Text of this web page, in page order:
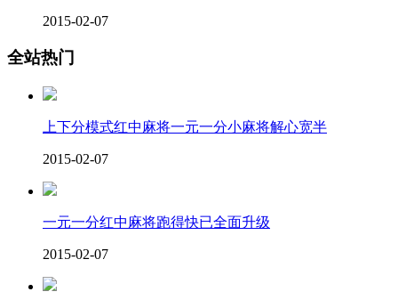
2015-02-07
全站热门
上下分模式红中麻将一元一分小麻将解心宽半
2015-02-07
一元一分红中麻将跑得快已全面升级
2015-02-07